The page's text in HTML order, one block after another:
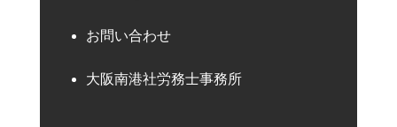
お問い合わせ
大阪南港社労務士事務所